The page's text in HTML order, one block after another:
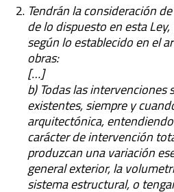
Tendrán la consideración
de lo dispuesto en esta
según lo establecido en el
obras:
[…]
b) Todas las intervenciones
existentes, siempre y
arquitectónica,
carácter de intervención
produzcan una variación
general exterior, la
sistema estructural, o